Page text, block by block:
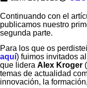
Continuando con el
publicamos nuestro
segunda parte.
Para los que os
aquí) fuimos invitados
que lidera Alex Kroger
temas de actualidad
innovación, la